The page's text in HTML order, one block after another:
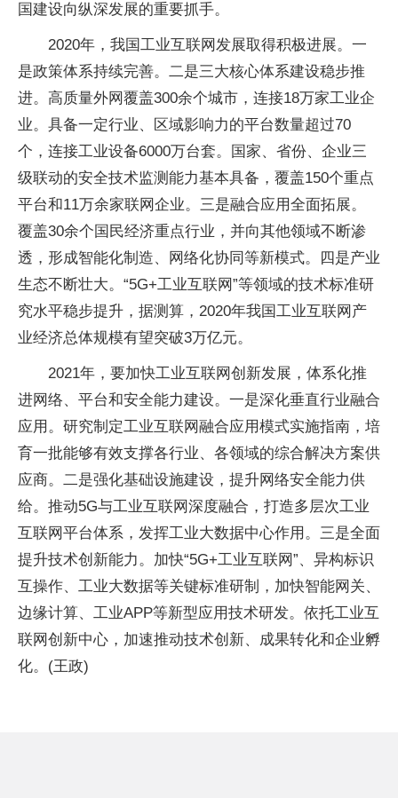
国建设向纵深发展的重要抓手。
2020年，我国工业互联网发展取得积极进展。一
是政策体系持续完善。二是三大核心体系建设稳步推
进。高质量外网覆盖300余个城市，连接18万家工业企
业。具备一定行业、区域影响力的平台数量超过70
个，连接工业设备6000万台套。国家、省份、企业三
级联动的安全技术监测能力基本具备，覆盖150个重点
平台和11万余家联网企业。三是融合应用全面拓展。
覆盖30余个国民经济重点行业，并向其他领域不断渗
透，形成智能化制造、网络化协同等新模式。四是产业
生态不断壮大。“5G+工业互联网”等领域的技术标准研
究水平稳步提升，据测算，2020年我国工业互联网产
业经济总体规模有望突破3万亿元。
2021年，要加快工业互联网创新发展，体系化推
进网络、平台和安全能力建设。一是深化垂直行业融合
应用。研究制定工业互联网融合应用模式实施指南，培
育一批能够有效支撑各行业、各领域的综合解决方案供
应商。二是强化基础设施建设，提升网络安全能力供
给。推动5G与工业互联网深度融合，打造多层次工业
互联网平台体系，发挥工业大数据中心作用。三是全面
提升技术创新能力。加快“5G+工业互联网”、异构标识
互操作、工业大数据等关键标准研制，加快智能网关、
边缘计算、工业APP等新型应用技术研发。依托工业互
联网创新中心，加速推动技术创新、成果转化和企业孵
化。(王政)